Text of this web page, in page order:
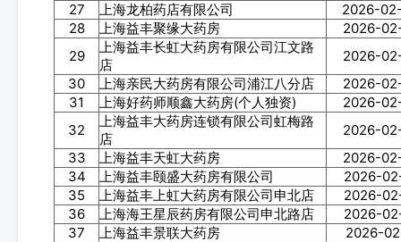
27
上海龙柏药店有限公司
2026-
28
上海益丰聚缘大药房
2026-
29
上海益丰长虹大药房有限公司江文路
店
2026-
30
上海亲民大药房有限公司浦江八分店
2026-
31
上海好药师顺鑫大药房(个人独资)
2026-
32
上海益丰大药房连锁有限公司虹梅路
店
2026-
33
上海益丰天虹大药房
2026-
34
上海益丰颐盛大药房有限公司
2026-
35
上海益丰上虹大药房有限公司申北店
2026-
36
上海海王星辰药房有限公司申北路店
2026-
37
上海益丰景联大药房
2026-